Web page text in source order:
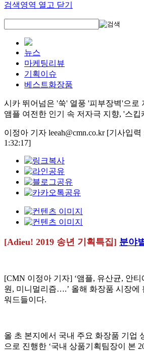
검색영역 열고 닫기
뉴스
마케팅리뷰
기획이슈
베스트화장품
시카 뛰어넘은 '쑥' 열풍 '피부장벽'으로
앰플 여전한 인기 속 저자극 지향, '스킵
이정아 기자 leeah@cmn.co.kr [기사입력
1:32:17]
[Adieu! 2019 송년 기획특집] 분야
[CMN 이정아 기자] ‘앰플, 유산균, 안
원, 미니멀리즘….’ 올해 화장품 시장에
워드들이다.
올 초 본지에서 국내 주요 화장품 기업
으로 진행한 ‘국내 상품기획팀장이 본